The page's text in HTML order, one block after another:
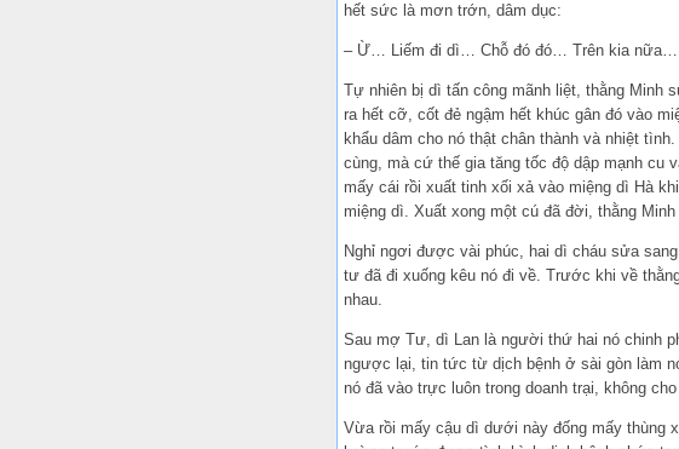
hết sức là mơn trớn, dâm dục:
– Ừ… Liếm đi dì… Chỗ đó đó… Trên kia
Tự nhiên bị dì tấn công mãnh liệt, thằng Minh
ra hết cỡ, cốt đẻ ngậm hết khúc gân đó vào
khẩu dâm cho nó thật chân thành và nhiệt
cùng, mà cứ thế gia tăng tốc độ dập mạnh cu
mấy cái rồi xuất tinh xối xả vào miệng dì Hà
miệng dì. Xuất xong một cú đã đời, thằng
Nghỉ ngơi được vài phúc, hai dì cháu sửa
tư đã đi xuống kêu nó đi về. Trước khi về
nhau.
Sau mợ Tư, dì Lan là người thứ hai nó chinh
ngược lại, tin tức từ dịch bệnh ở sài gòn làm
nó đã vào trực luôn trong doanh trại, không
Vừa rồi mấy cậu dì dưới này đống mấy thùng